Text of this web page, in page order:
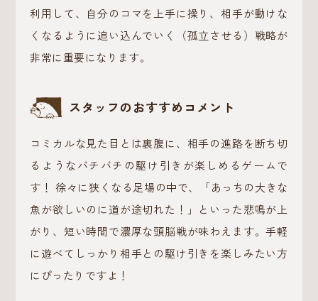
利用して、自分のコマを上手に操り、相手が動けな
くなるように追い込んでいく（孤立させる）戦略が
非常に重要になります。
スタッフのおすすめコメント
コミカルな見た目とは裏腹に、相手の進路を断ち切
るようなバチバチの駆け引きが楽しめるゲームで
す！ 徐々に狭くなる足場の中で、「あっちの大きな
魚が欲しいのに道が途切れた！」といった悲鳴が上
がり、短い時間で濃厚な頭脳戦が味わえます。手軽
に遊べてしっかり相手との駆け引きを楽しみたい方
にぴったりですよ！